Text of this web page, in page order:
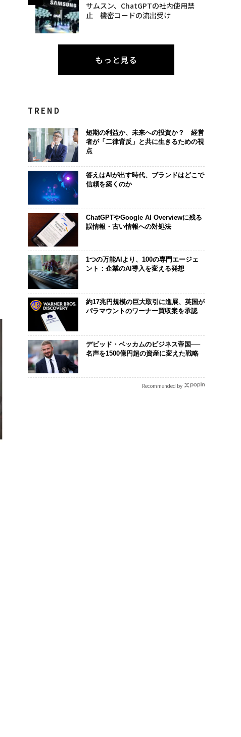
サムスン、ChatGPTの社内使用禁
止 機密コードの流出受け
もっと見る
TREND
短期の利益か、未来への投資か？ 経営
者が「二律背反」と共に生きるための視
点
答えはAIが出す時代、ブランドはどこで
信頼を築くのか
ChatGPTやGoogle AI Overviewに残る
誤情報・古い情報への対処法
1つの万能AIより、100の専門エージェ
ント：企業のAI導入を変える発想
約17兆円規模の巨大取引に進展、英国が
パラマウントのワーナー買収案を承認
デビッド・ベッカムのビジネス帝国──
名声を1500億円超の資産に変えた戦略
Recommended by